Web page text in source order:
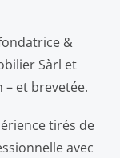
&
Sàrl et
et brevetée.
tirés de
avec